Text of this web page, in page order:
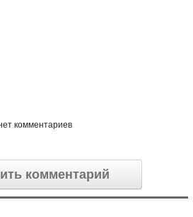
комментариев
комментарий